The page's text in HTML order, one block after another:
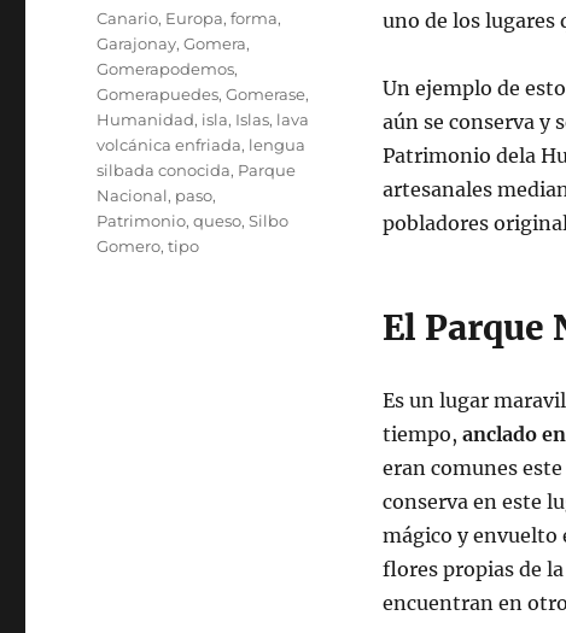
uno de los lugares
Un ejemplo de
aún se conserva y
Patrimonio dela
artesanales
pobladores
El Parque
Es un lugar
tiempo, anclado
eran comunes
conserva en este
mágico y envuelto
flores propias de
encuentran en
Etiquetas
Canario, Europa,forma,
Garajonay,Gomera,
Gomerapodemos,
Gomerapuedes,Gomerase,
Humanidad, isla, Islas, lava
volcánica enfriada, lengua
silbada conocida, Parque
Nacional, paso,
Patrimonio,queso,Silbo
Gomero,tipo